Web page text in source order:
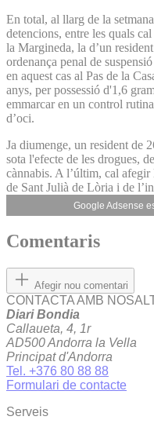
En total, al llarg de la
detencions, entre les quals
la Margineda, la d’un
ordenança penal de
en aquest cas al Pas de la
anys, per possessió d'1,6
emmarcar en un control
d’oci.
Ja diumenge, un resident de
sota l'efecte de les drogues,
cànnabis. A l’últim, cal afegir
de Sant Julià de Lòria i de
Google Adsense
Comentaris
Afegir nou comentari
CONTACTA AMB
Diari Bondia
Callaueta, 4, 1r
AD500 Andorra la Vella
Principat d'Andorra
Tel. +376 80 88 88
Formulari de contacte
Serveis